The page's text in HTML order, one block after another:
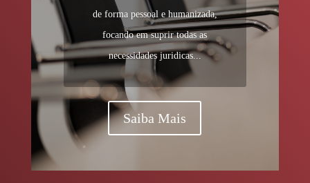
de forma pessoal e humanizada,
focando em suprir todas as
necessidades juridicas...
Saiba Mais